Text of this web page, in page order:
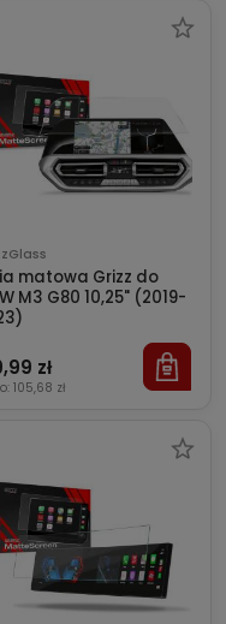
matowa Grizz do
M3 G80 10,25" (2019-
zł
105,68 zł